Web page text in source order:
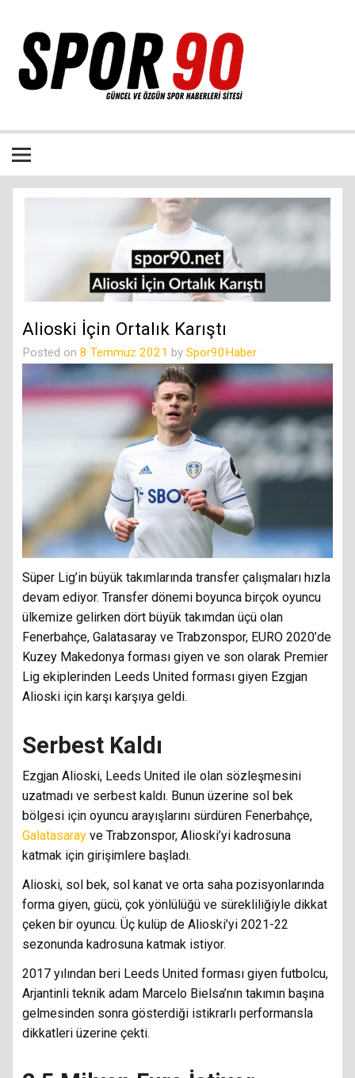
Alioski İçin Ortalık Karıştı
Posted on 8 Temmuz 2021 by Spor90Haber
Süper Lig’in büyük takımlarında transfer çalışmaları hızla
devam ediyor. Transfer dönemi boyunca birçok oyuncu
ülkemize gelirken dört büyük takımdan üçü olan
Fenerbahçe, Galatasaray ve Trabzonspor, EURO 2020’de
Kuzey Makedonya forması giyen ve son olarak Premier
Lig ekiplerinden Leeds United forması giyen Ezgjan
Alioski için karşı karşıya geldi.
Serbest Kaldı
Ezgjan Alioski, Leeds United ile olan sözleşmesini
uzatmadı ve serbest kaldı. Bunun üzerine sol bek
bölgesi için oyuncu arayışlarını sürdüren Fenerbahçe,
Galatasaray ve Trabzonspor, Alioski’yi kadrosuna
katmak için girişimlere başladı.
Alioski, sol bek, sol kanat ve orta saha pozisyonlarında
forma giyen, gücü, çok yönlülüğü ve sürekliliğiyle dikkat
çeken bir oyuncu. Üç kulüp de Alioski’yi 2021-22
sezonunda kadrosuna katmak istiyor.
2017 yılından beri Leeds United forması giyen futbolcu,
Arjantinli teknik adam Marcelo Bielsa’nın takımın başına
gelmesinden sonra gösterdiği istikrarlı performansla
dikkatleri üzerine çekti.